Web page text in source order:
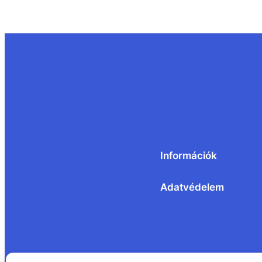
Információk
Adatvédelem